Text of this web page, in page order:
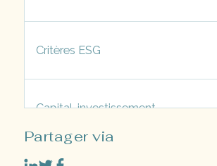
Critères ESG
Capital-investissement
Objectifs de développement
Partager via